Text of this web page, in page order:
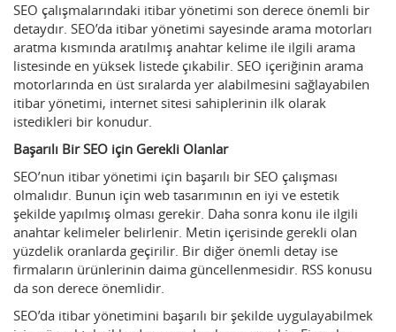
SEO çalışmalarındaki itibar yönetimi son derece önemli bir
detaydır. SEO’da itibar yönetimi sayesinde arama motorları
aratma kısmında aratılmış anahtar kelime ile ilgili arama
listesinde en yüksek listede çıkabilir. SEO içeriğinin arama
motorlarında en üst sıralarda yer alabilmesini sağlayabilen
itibar yönetimi, internet sitesi sahiplerinin ilk olarak
istedikleri bir konudur.
Başarılı Bir SEO için Gerekli Olanlar
SEO’nun itibar yönetimi için başarılı bir SEO çalışması
olmalıdır. Bunun için web tasarımının en iyi ve estetik
şekilde yapılmış olması gerekir. Daha sonra konu ile ilgili
anahtar kelimeler belirlenir. Metin içerisinde gerekli olan
yüzdelik oranlarda geçirilir. Bir diğer önemli detay ise
firmaların ürünlerinin daima güncellenmesidir. RSS konusu
da son derece önemlidir.
SEO’da itibar yönetimini başarılı bir şekilde uygulayabilmek